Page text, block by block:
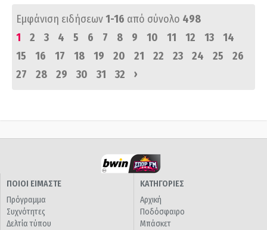
Εμφάνιση ειδήσεων1-16 από σύνολο 498
1
2 3 4 5 6 7 8 9 10 11 12 13
14
15
16 17 18 19 20 21 22 23 24 25
26
27
28 29 30 31 32 ›
ΠΟΙΟΙ ΕΙΜΑΣΤΕ
Πρόγραμμα
Συχνότητες
Δελτία τύπου
ΚΑΤΗΓΟΡΙΕΣ
Αρχική
Ποδόσφαιρο
Μπάσκετ